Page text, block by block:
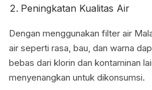
Peningkatan Kualitas Air
Dengan menggunakan filter air
air seperti rasa, bau, dan warna
bebas dari klorin dan kontaminan
menyenangkan untuk dikonsumsi.